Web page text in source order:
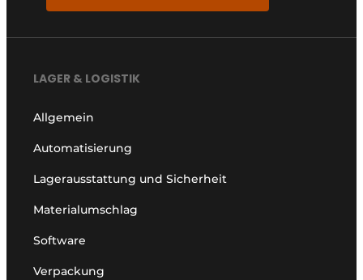
LAGER & LOGISTIK
Allgemein
Automatisierung
Lagerausstattung und Sicherheit
Materialumschlag
Software
Verpackung